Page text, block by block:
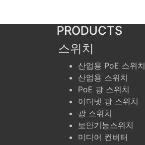
PRODUCTS
스위치
산업용 PoE 스위치
산업용 스위치
PoE 광 스위치
이더넷 광 스위치
광 스위치
보안기능스위치
미디어 컨버터